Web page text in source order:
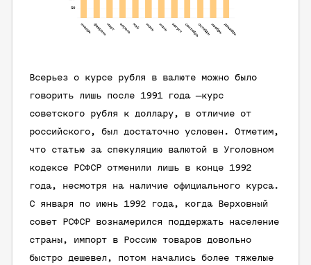
Всерьез о курсе рубля в валюте можно было
говорить лишь после 1991 года —курс
советского рубля к доллару, в отличие от
российского, был достаточно условен. Отметим,
что статью за спекуляцию валютой в Уголовном
кодексе РСФСР отменили лишь в конце 1992
года, несмотря на наличие официального курса.
С января по июнь 1992 года, когда Верховный
совет РСФСР вознамерился поддержать население
страны, импорт в Россию товаров довольно
быстро дешевел, потом начались более тяжелые